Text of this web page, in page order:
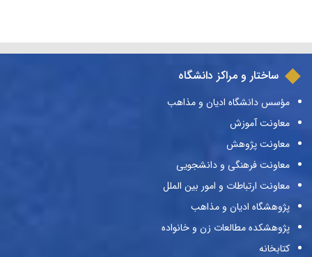
ساختار و مراکز دانشگاه
مؤسس دانشگاه ادیان و مذاهب
معاونت آموزش
معاونت پژوهش
معاونت فرهنگی و دانشجویی
معاونت ارتباطات و امور بین الملل
پژوهشگاه ادیان و مذاهب
پژوهشکده مطالعات زن و خانواده
کتابخانه